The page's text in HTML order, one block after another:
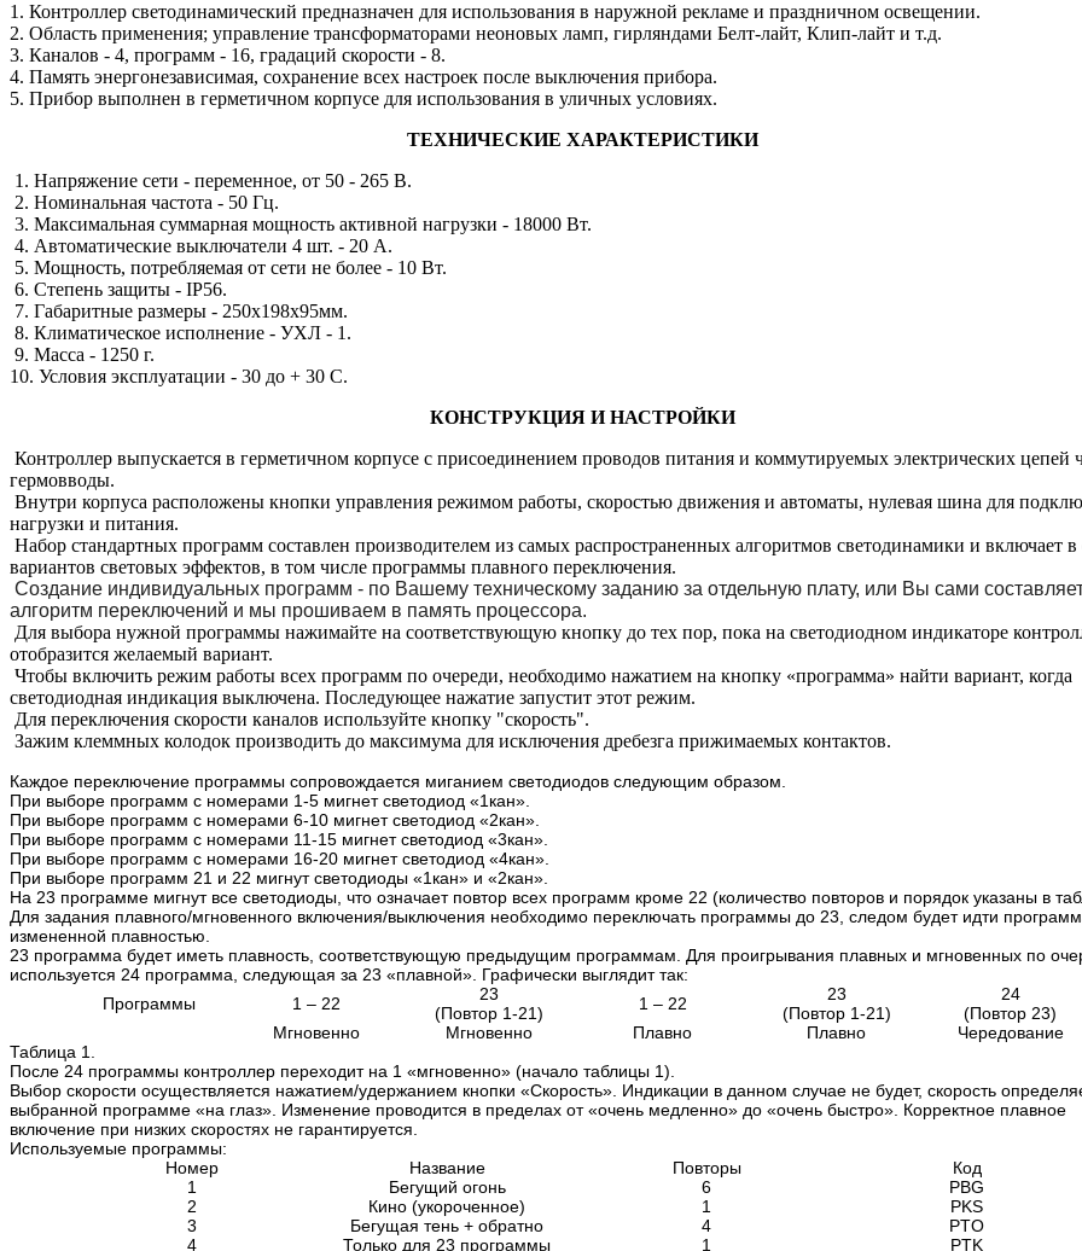
1. Контроллер светодинамический предназначен для использования в наружной рекламе и праздничном освещении.
2. Область применения; управление трансформаторами неоновых ламп, гирляндами Белт-лайт, Клип-лайт и т.д.
3. Каналов - 4, программ - 16, градаций скорости - 8.
4. Память энергонезависимая, сохранение всех настроек после выключения прибора.
5. Прибор выполнен в герметичном корпусе для использования в уличных условиях.
ТЕХНИЧЕСКИЕ ХАРАКТЕРИСТИКИ
1. Напряжение сети - переменное, от 50 - 265 В.
2. Номинальная частота - 50 Гц.
3. Максимальная суммарная мощность активной нагрузки - 18000 Вт.
4. Автоматические выключатели 4 шт. - 20 А.
5. Мощность, потребляемая от сети не более - 10 Вт.
6. Степень защиты - IP56.
7. Габаритные размеры - 250х198х95мм.
8. Климатическое исполнение - УХЛ - 1.
9. Масса - 1250 г.
10. Условия эксплуатации - 30 до + 30 С.
КОНСТРУКЦИЯ И НАСТРОЙКИ
Контроллер выпускается в герметичном корпусе с присоединением проводов питания и коммутируемых электрических цепей
гермовводы.
Внутри корпуса расположены кнопки управления режимом работы, скоростью движения и автоматы, нулевая шина для
нагрузки и питания.
Набор стандартных программ составлен производителем из самых распространенных алгоритмов светодинамики и включает в
вариантов световых эффектов, в том числе программы плавного переключения.
Создание индивидуальных программ - по Вашему техническому заданию за отдельную плату, или Вы сами
алгоритм переключений и мы прошиваем в память процессора.
Для выбора нужной программы нажимайте на соответствующую кнопку до тех пор, пока на светодиодном индикаторе
отобразится желаемый вариант.
Чтобы включить режим работы всех программ по очереди, необходимо нажатием на кнопку «программа» найти вариант, когда
светодиодная индикация выключена. Последующее нажатие запустит этот режим.
Для переключения скорости каналов используйте кнопку "скорость".
Зажим клеммных колодок производить до максимума для исключения дребезга прижимаемых контактов.
Каждое переключение программы сопровождается миганием светодиодов следующим образом.
При выборе программ с номерами 1-5 мигнет светодиод «1кан».
При выборе программ с номерами 6-10 мигнет светодиод «2кан».
При выборе программ с номерами 11-15 мигнет светодиод «3кан».
При выборе программ с номерами 16-20 мигнет светодиод «4кан».
При выборе программ 21 и 22 мигнут светодиоды «1кан» и «2кан».
На 23 программе мигнут все светодиоды, что означает повтор всех программ кроме 22 (количество повторов и порядок указаны в
Для задания плавного/мгновенного включения/выключения необходимо переключать программы до 23, следом будет идти
измененной плавностью.
23 программа будет иметь плавность, соответствующую предыдущим программам. Для проигрывания плавных и мгновенных по
используется 24 программа, следующая за 23 «плавной». Графически выглядит так:
Программы
1 – 22
23
(Повтор 1-21)
1 – 22
23
(Повтор 1-21)
24
(Повтор 23)
Мгновенно
Мгновенно Плавно Плавно
Чередование
Таблица 1.
После 24 программы контроллер переходит на 1 «мгновенно» (начало таблицы 1).
Выбор скорости осуществляется нажатием/удержанием кнопки «Скорость». Индикации в данном случае не будет, скорость
выбранной программе «на глаз». Изменение проводится в пределах от «очень медленно» до «очень быстро». Корректное плавное
включение при низких скоростях не гарантируется.
Используемые программы:
Номер
Название Повторы
Код
1
Бегущий огонь 6
PBG
2
Кино (укороченное) 1
PKS
3
Бегущая тень + обратно 4
PTO
4
Только для23 программы 1
PTK